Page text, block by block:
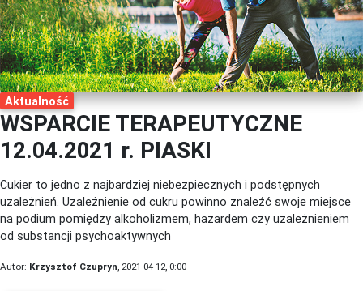
Aktualność
WSPARCIE TERAPEUTYCZNE
12.04.2021 r. PIASKI
Cukier to jedno z najbardziej niebezpiecznych i podstępnych
uzależnień. Uzależnienie od cukru powinno znaleźć swoje miejsce
na podium pomiędzy alkoholizmem, hazardem czy uzależnieniem
od substancji psychoaktywnych
Autor: Krzysztof Czupryn , 2021-04-12, 0:00